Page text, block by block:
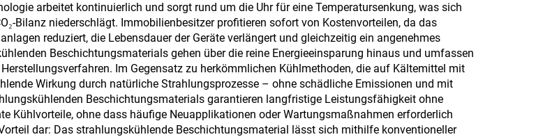
Mehrschicht-Sperrholz,
Feinholzplatten, Öko-
Platten, furnierte
Spanplatten usw.
arbeitet kontinuierlich und sorgt rund um die Uhr für eine Temperatursenkung, was sich
Bilanz niederschlägt. Immobilienbesitzer profitieren sofort von Kostenvorteilen, da das
reduziert, die Lebensdauer der Geräte verlängert und gleichzeitig ein angenehmes
Beschichtungsmaterials gehen über die reine Energieeinsparung hinaus und umfassen
Im Gegensatz zu herkömmlichen Kühlmethoden, die auf Kältemittel mit
Wirkung durch natürliche Strahlungsprozesse – ohne schädliche Emissionen und mit
Beschichtungsmaterials garantieren langfristige Leistungsfähigkeit ohne
Kühlvorteile, ohne dass häufige Neuapplikationen oder Wartungsmaßnahmen erforderlich
dar: Das strahlungskühlende Beschichtungsmaterial lässt sich mithilfe konventioneller